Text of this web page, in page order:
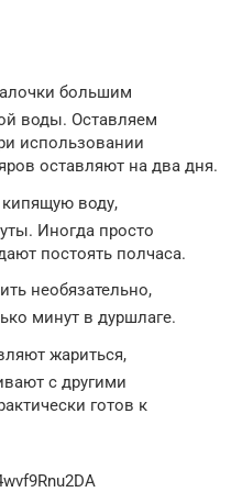
большим
воды. Оставляем
использовании
оставляют на два дня.
воду,
Иногда просто
постоять полчаса.
необязательно,
минут в дуршлаге.
жариться,
с другими
готов к